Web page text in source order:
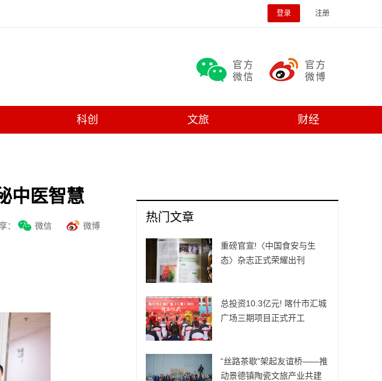
登录 注册
官方
微信
官方
微博
科创 文旅 财经
中医智慧
： 微信 微博
热门文章
重磅官宣!〈中国食安与生
态〉杂志正式荣耀出刊
总投资10.3亿元! 喀什市汇城
广场三期项目正式开工
“丝路茶歇”架起友谊桥——推
动景德镇陶瓷文旅产业共建